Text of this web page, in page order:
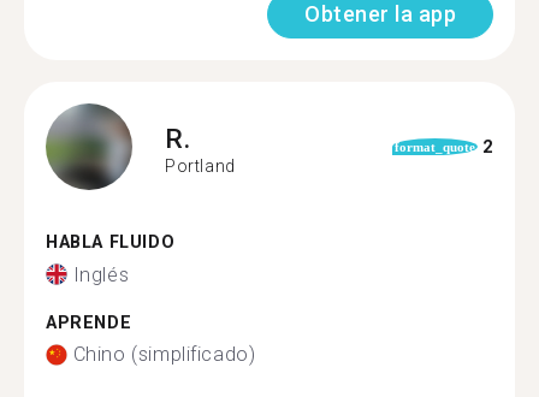
Obtener la app
R.
Portland
format_quote 2
HABLA FLUIDO
Inglés
APRENDE
Chino (simplificado)